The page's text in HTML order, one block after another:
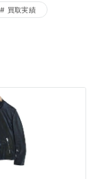
買取実績